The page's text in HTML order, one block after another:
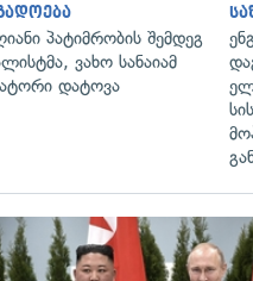
პატიმრობის შემდეგ
ვახო სანაიამ
დატოვა